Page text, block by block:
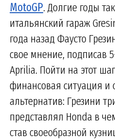
MotoGP. Долгие годы
итальянский гараж
года назад Фаусто
свое мнение, подписав
Aprilia. Пойти на этот
финансовая ситуация и
альтернатив: Грезини
представлял Honda в
став своеобразной